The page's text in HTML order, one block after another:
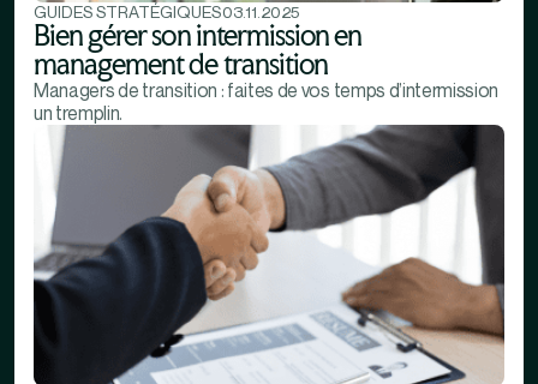
GUIDES STRATÉGIQUES03.11.2025
Bien gérer son intermission en
management de transition
Managers de transition : faites de vos temps d’intermission
un tremplin.